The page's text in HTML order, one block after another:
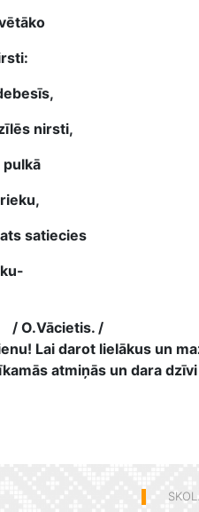
nirsti,
pulkā
satiecies
/
Lai darot lielākus un
atmiņās un dara